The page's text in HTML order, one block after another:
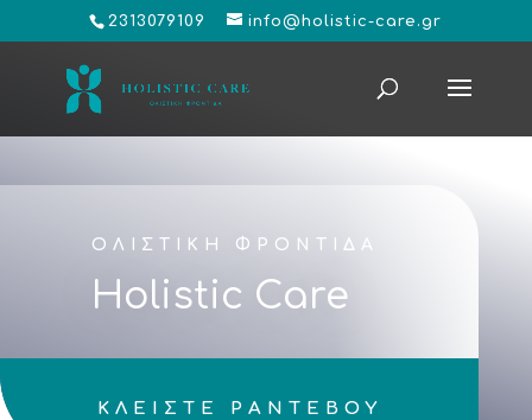
2313079109 info@holistic-care.gr
ΟΛΙΣΤΙΚΗ ΦΡΟΝΤΙΔΑ
Holistic Care
ΚΛΕΙΣΤΕ ΡΑΝΤΕΒΟΥ